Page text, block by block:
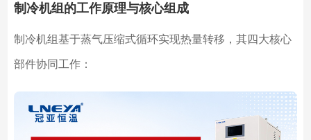
制冷机组的工作原理与核心组成
制冷机组基于蒸气压缩式循环实现热量转移，其四大核心
部件协同工作：